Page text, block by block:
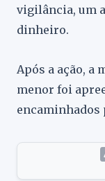
vigilância, um
dinheiro.
Após a ação, a
menor foi
encaminhados